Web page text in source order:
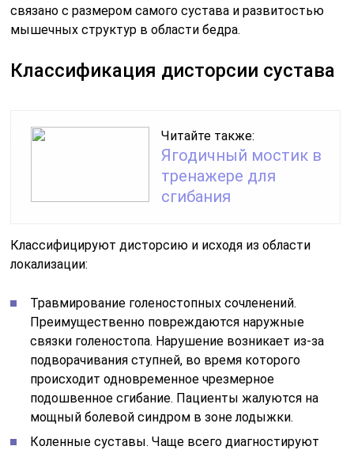
связано с размером самого сустава и развитостью
мышечных структур в области бедра.
Классификация дисторсии сустава
Читайте также:
Ягодичный мостик в
тренажере для
сгибания
Классифицируют дисторсию и исходя из области
локализации:
Травмирование голеностопных сочленений.
Преимущественно повреждаются наружные
связки голеностопа. Нарушение возникает из-за
подворачивания ступней, во время которого
происходит одновременное чрезмерное
подошвенное сгибание. Пациенты жалуются на
мощный болевой синдром в зоне лодыжки.
Коленные суставы. Чаще всего диагностируют